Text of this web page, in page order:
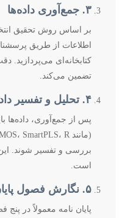
۳. جمع‌آوری داده‌ها
بر اساس روش تحقیق
اطلاعات از طریق
کتابخانه‌ای می‌پردازید.
تضمین می‌کند.
۴. تحلیل و تفسیر داده‌ها
پس از جمع‌آوری، داده‌ها
بررسی و تفسیر شوند.
است.
۵. نگارش فصول پایان نامه
پایان نامه معمولاً در